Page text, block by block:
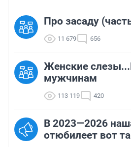
Про засаду
11 679 656
Женские
мужчинам
113 119 420
В 2023—2026
отюбилеет вот